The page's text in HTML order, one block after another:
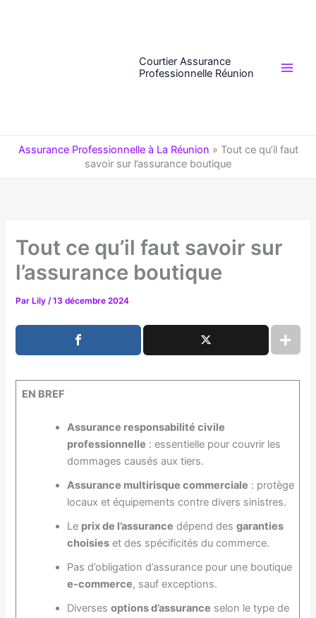
Courtier Assurance
Professionnelle Réunion
Assurance Professionnelle à La Réunion » Tout ce qu’il faut
savoir sur l’assurance boutique
Tout ce qu’il faut savoir sur
l’assurance boutique
Par Lily/13 décembre 2024
EN BREF
Assurance responsabilité civile
professionnelle : essentielle pour couvrir les
dommages causés aux tiers.
Assurance multirisque commerciale : protège
locaux et équipements contre divers sinistres.
Le prix de l’assurance dépend des garanties
choisieset des spécificités du commerce.
Pas d’obligation d’assurance pour une boutique
e-commerce, sauf exceptions.
Diverses options d’assurance selon le type de